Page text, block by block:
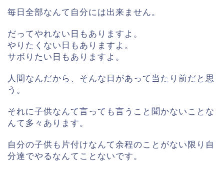
毎日全部なんて自分には出来ません。
だってやれない日もありますよ。
やりたくない日もありますよ。
サボりたい日もありますよ。
人間なんだから、そんな日があって当たり前だと思
う。
それに子供なんて言っても言うこと聞かないことな
んて多々あります。
自分の子供も片付けなんて余程のことがない限り自
分達でやるなんてことないです。